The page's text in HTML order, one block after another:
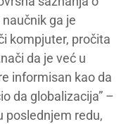
ga je
kompjuter, pročita
da je već u
informisan kao da
da globalizacija” –
poslednjem redu,